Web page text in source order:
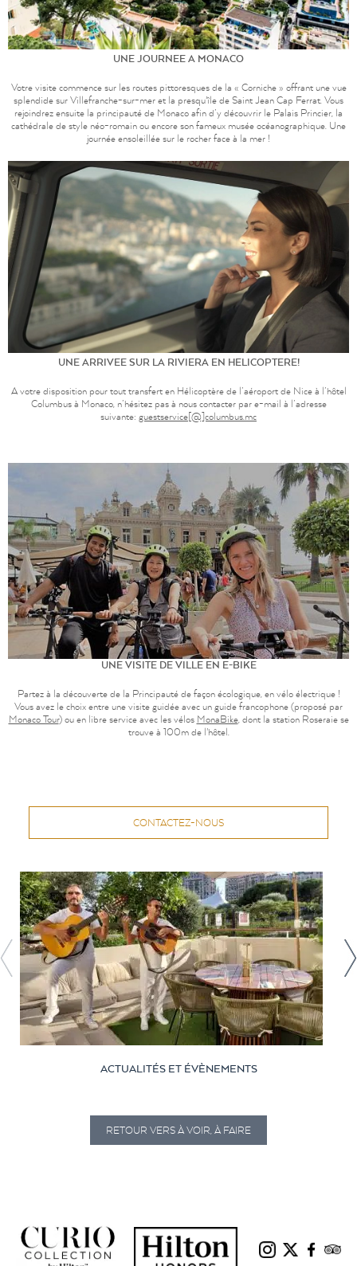
UNE JOURNEE A MONACO
Votre visite commence sur les routes pittoresques de la « Corniche » offrant une vue
splendide sur Villefranche-sur-mer et la presqu'île de Saint Jean Cap Ferrat. Vous
rejoindrez ensuite la principauté de Monaco afin d’y découvrir le Palais Princier, la
cathédrale de style néo-romain ou encore son fameux musée océanographique. Une
journée ensoleillée sur le rocher face à la mer !
UNE ARRIVEE SUR LA RIVIERA EN HELICOPTERE!
A votre disposition pour tout transfert en Hélicoptère de l’aéroport de Nice à l’hôtel
Columbus à Monaco, n’hésitez pas à nous contacter par e-mail à l’adresse
suivante: guestservice[@]columbus.mc
UNE VISITE DE VILLE EN E-BIKE
Partez à la découverte de la Principauté de façon écologique, en vélo électrique !
Vous avez le choix entre une visite guidée avec un guide francophone (proposé par
Monaco Tour) ou en libre service avec les vélos MonaBike, dont la station Roseraie se
trouve à 100m de l'hôtel.
CONTACTEZ-NOUS
ACTUALITÉS ET ÉVÈNEMENTS
RETOUR VERS À VOIR, À FAIRE